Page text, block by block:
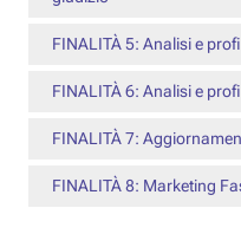
FINALITÀ 5: Analisi e
FINALITÀ 6: Analisi e
FINALITÀ 7:
FINALITÀ 8: Marketing